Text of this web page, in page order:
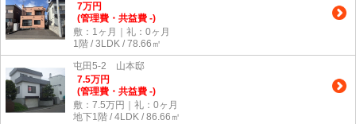
7万円
(管理費・共益費 -)
敷：1ヶ月｜礼：0ヶ月
1階 / 3LDK / 78.66㎡
屯田5-2 山本邸
7.5万円
(管理費・共益費 -)
敷：7.5万円｜礼：0ヶ月
地下1階 / 4LDK / 86.66㎡